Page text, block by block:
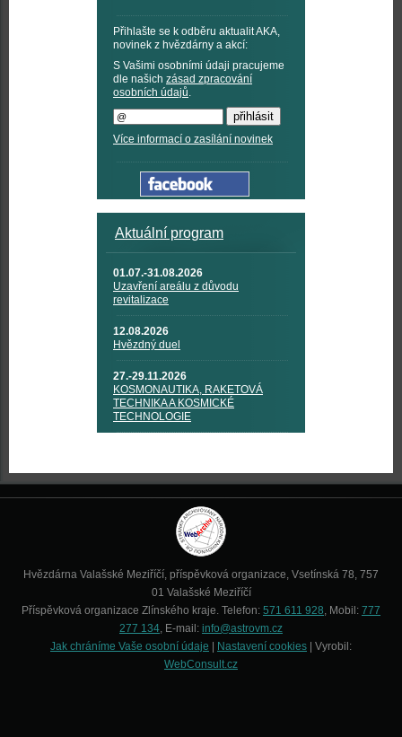
Přihlašte se k odběru aktualit AKA,
novinek z hvězdárny a akcí:
S Vašimi osobními údaji pracujeme
dle našich zásad zpracování
osobních údajů.
Více informací o zasílání novinek
Aktuální program
01.07.-31.08.2026
Uzavření areálu z důvodu
revitalizace
12.08.2026
Hvězdný duel
27.-29.11.2026
KOSMONAUTIKA, RAKETOVÁ
TECHNIKA A KOSMICKÉ
TECHNOLOGIE
Hvězdárna Valašské Meziříčí, příspěvková organizace, Vsetínská 78, 757
01 Valašské Meziříčí
Příspěvková organizace Zlínského kraje. Telefon: 571 611 928, Mobil: 777
277 134, E-mail: info@astrovm.cz
Jak chráníme Vaše osobní údaje
Nastavení cookies | Vyrobil:
WebConsult.cz